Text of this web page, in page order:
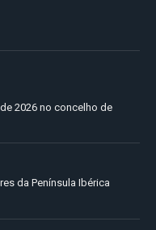
2026 no concelho de
da Península Ibérica